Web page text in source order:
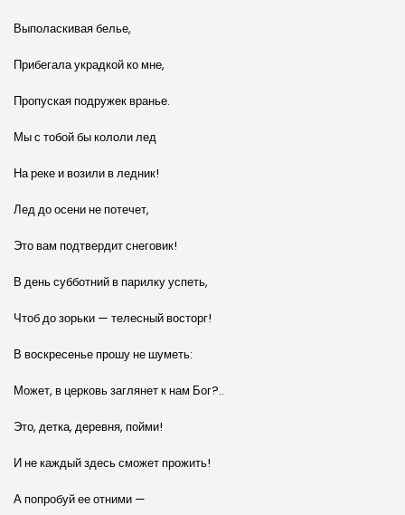
Выполаскивая белье,
Прибегала украдкой ко мне,
Пропуская подружек вранье.
Мы с тобой бы кололи лед
На реке и возили в ледник!
Лед до осени не потечет,
Это вам подтвердит снеговик!
В день субботний в парилку успеть,
Чтоб до зорьки — телесный восторг!
В воскресенье прошу не шуметь:
Может, в церковь заглянет к нам Бог?..
Это, детка, деревня, пойми!
И не каждый здесь сможет прожить!
А попробуй ее отними —